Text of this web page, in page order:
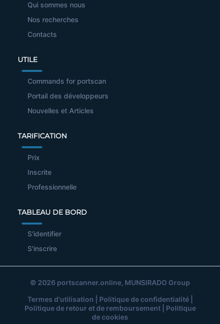
Qui sommes nous
Nos recherches
Contacts
UTILE
Commands for portscan
Portail des développeurs
Nouvelles et Articles
TARIFICATION
Prix
Inscrite
Professionnelle
TABLEAU DE BORD
S'identifier
S'inscrire
© 2026 portscanner.online, MUNSIRADO Group
Termes d'utilisation
Politique de confidentialité|
Politique de retour et de remboursement| Politique
de cookies